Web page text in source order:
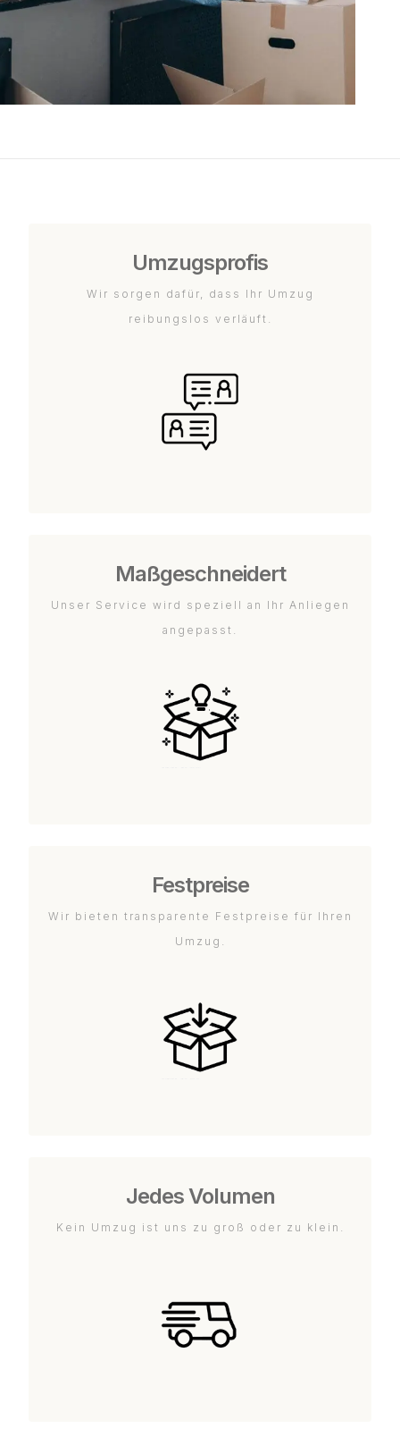
Umzugsprofis
Wir sorgen dafür, dass Ihr Umzug
reibungslos verläuft.
Maßgeschneidert
Unser Service wird speziell an Ihr Anliegen
angepasst.
Festpreise
Wir bieten transparente Festpreise für Ihren
Umzug.
Jedes Volumen
Kein Umzug ist uns zu groß oder zu klein.